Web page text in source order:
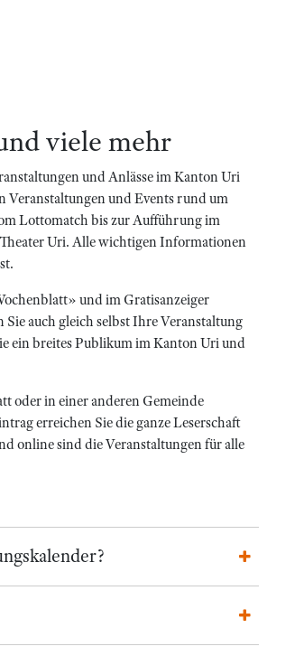
viele mehr
und Anlässe im Kanton Uri
Veranstaltungen und Events rund um
Lottomatch bis zur Aufführung im
Uri. Alle wichtigen Informationen
und im Gratisanzeiger
auch gleich selbst Ihre Veranstaltung
ein breites Publikum im Kanton Uri und
oder in einer anderen Gemeinde
erreichen Sie die ganze Leserschaft
online sind die Veranstaltungen für alle